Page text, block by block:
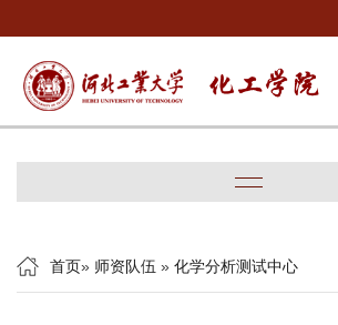
首页» 师资队伍 » 化学分析测试中心